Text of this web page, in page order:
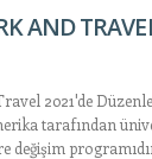
AND
2021'de
tarafından
değişim